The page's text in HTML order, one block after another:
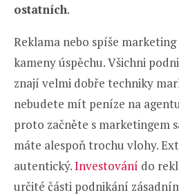
ostatních.
Reklama nebo spíše
kameny úspěchu. Všichni
znají velmi dobře techniky
nebudete mít peníze na
proto začněte s marketingem
máte alespoň trochu vlohy.
autentický.Investování do
určité části podnikání